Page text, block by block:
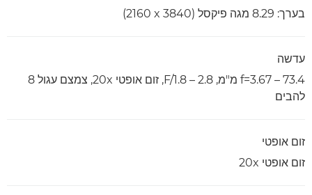
בערך: 8.29 מגה פיקסל (3840 x‏ 2160)
עדשה
f=3.67 – 73.4 מ"מ, F/1.8 – 2.8, זום אופטי 20x, צמצם עגול 8
להבים
זום אופטי
זום אופטי 20x